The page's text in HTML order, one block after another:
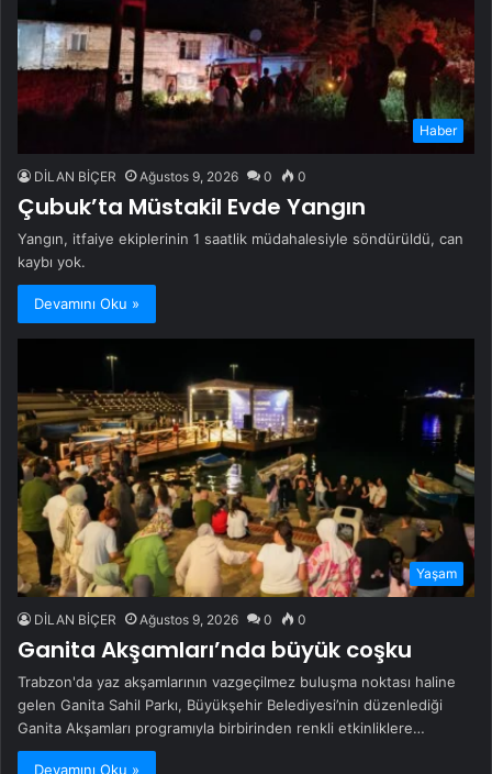
Haber
DİLAN BİÇER Ağustos 9, 2026 0 0
Çubuk’ta Müstakil Evde Yangın
Yangın, itfaiye ekiplerinin 1 saatlik müdahalesiyle söndürüldü, can
kaybı yok.
Devamını Oku »
Yaşam
DİLAN BİÇER Ağustos 9, 2026 0 0
Ganita Akşamları’nda büyük coşku
Trabzon'da yaz akşamlarının vazgeçilmez buluşma noktası haline
gelen Ganita Sahil Parkı, Büyükşehir Belediyesi’nin düzenlediği
Ganita Akşamları programıyla birbirinden renkli etkinliklere…
Devamını Oku »